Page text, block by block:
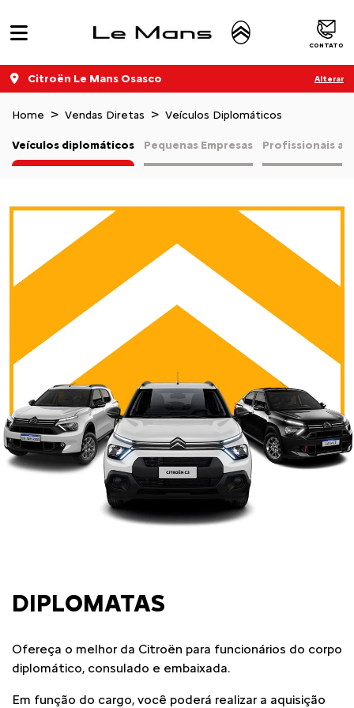
CONTATO
Citroën Le Mans Osasco Alterar
Home Vendas Diretas Veículos Diplomáticos
Pequenas Empresas Profissionais
Veículos diplomáticos
DIPLOMATAS
Ofereça o melhor da Citroën para funcionários do corpo
diplomático, consulado e embaixada.
Em função do cargo, você poderá realizar a aquisição